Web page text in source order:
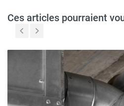
Ces articles pourraient